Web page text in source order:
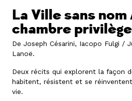
La Ville sans
chambre privilège
De Joseph Césarini, Iacopo Fulgi /
Lanoë.
Deux récits qui explorent la façon
habitent, résistent et se
vie.